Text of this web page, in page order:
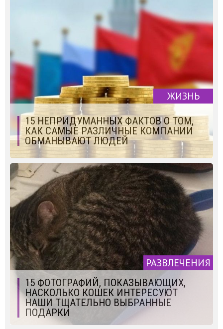
ЖИЗНЬ
15 НЕПРИДУМАННЫХ ФАКТОВ О ТОМ,
КАК САМЫЕ РАЗЛИЧНЫЕ КОМПАНИИ
ОБМАНЫВАЮТ ЛЮДЕЙ
РАЗВЛЕЧЕНИЯ
15 ФОТОГРАФИЙ, ПОКАЗЫВАЮЩИХ,
НАСКОЛЬКО КОШЕК ИНТЕРЕСУЮТ
НАШИ ТЩАТЕЛЬНО ВЫБРАННЫЕ
ПОДАРКИ